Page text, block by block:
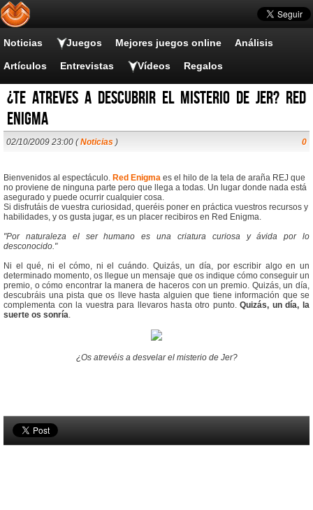
Noticias Juegos Mejores juegos online Análisis
Artículos Entrevistas Vídeos Regalos
¿Te atreves a descubrir el misterio de JER? Red
Enigma
02/10/2009 23:00 (Noticias ) 0
Bienvenidos al espectáculo. Red Enigma es el hilo de la tela de araña REJ que
no proviene de ninguna parte pero que llega a todas. Un lugar donde nada está
asegurado y puede ocurrir cualquier cosa.
Si disfrutáis de vuestra curiosidad, queréis poner en práctica vuestros recursos y
habilidades, y os gusta jugar, es un placer recibiros en Red Enigma.
"Por naturaleza el ser humano es una criatura curiosa y ávida por lo
desconocido."
Ni el qué, ni el cómo, ni el cuándo. Quizás, un día, por escribir algo en un
determinado momento, os llegue un mensaje que os indique cómo conseguir un
premio, o cómo encontrar la manera de haceros con un premio. Quizás, un día,
descubráis una pista que os lleve hasta alguien que tiene información que se
complementa con la vuestra para llevaros hasta otro punto.Quizás, un día, la
suerte os sonría.
¿Os atrevéis a desvelar el misterio de Jer?